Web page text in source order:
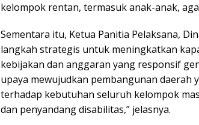
kelompok rentan, termasuk anak-anak,
Sementara itu, Ketua Panitia Pelaksana,
langkah strategis untuk meningkatkan
kebijakan dan anggaran yang responsif
upaya mewujudkan pembangunan
terhadap kebutuhan seluruh kelompok
dan penyandang disabilitas,” jelasnya.